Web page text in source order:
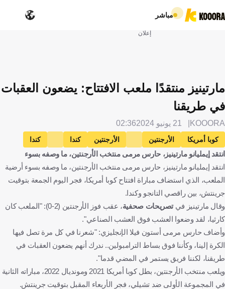
مباشر
إعلان
مارتينيز منتقدًا ملعب الافتتاح: يضعون العقبات
في طريقنا
KOOORA 21 يونيو 2024 02:36
كوبا أمريكا الأرجنتين الأرجنتين كندا
كندا
إيميليانو مارتينيز
كرة قدم
انتقد إيمليانو مارتينيز، حارس مرمى منتخب الأرجنتين، ما وصفه بسوء
انتقد إيمليانو مارتينيز، حارس مرمى منتخب الأرجنتين، ما وصفه بسوء أرضية
الملعب، الذي استضاف مباراة افتتاح كوبا أمريكا، فجر اليوم الجمعة بتوقيت
جرينتش، بين راقصي التانجو وكندا.
وقال مارتينيز فيتصريحات صحفية
، عقب فوز الأرجنتين (2-0): "الملعب كان
كارثيا، لقد وضعوا العشب فوق العشب الصناعي".
وأضاف حارس مرمى أستون فيلا الإنجليزي: "شعرنا في كل مرة تصل فيها
الكرة إلينا، وكأننا فوق بساط الترامبولين.. ندرك أنهم يضعون العقبات في
طريقنا، لكننا فريق يستمر في المضي قدما".
ويلعب منتخب الأرجنتين، بطل كوبا أمريكا 2021 ومونديال 2022، مباراته الثانية
في المجموعة الأولى ضد تشيلي، فجر الأربعاء المقبل بتوقيت جرينتش.